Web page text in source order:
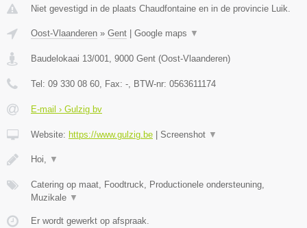
Niet gevestigd in de plaats Chaudfontaine en in de provincie Luik.
Oost-Vlaanderen » Gent Google maps ▼
Baudelokaai 13/001 9000 Gent (Oost-Vlaanderen)
Tel: 09 330 08 60 , Fax: - , BTW-nr: 0563611174
E-mail › Gulzig bv
Website: https://www.gulzig.be Screenshot ▼
Hoi, ▼
Catering op maat, Foodtruck, Productionele ondersteuning,
Muzikale ▼
Er wordt gewerkt op afspraak.